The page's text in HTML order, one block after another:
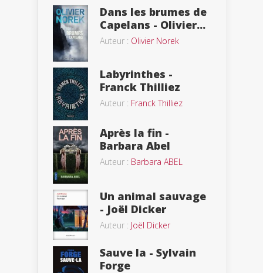
Dans les brumes de
Capelans - Olivier...
Auteur : Olivier Norek
Labyrinthes -
Franck Thilliez
Auteur : Franck Thilliez
Après la fin -
Barbara Abel
Auteur : Barbara ABEL
Un animal sauvage
- Joël Dicker
Auteur : Joël Dicker
Sauve la - Sylvain
Forge